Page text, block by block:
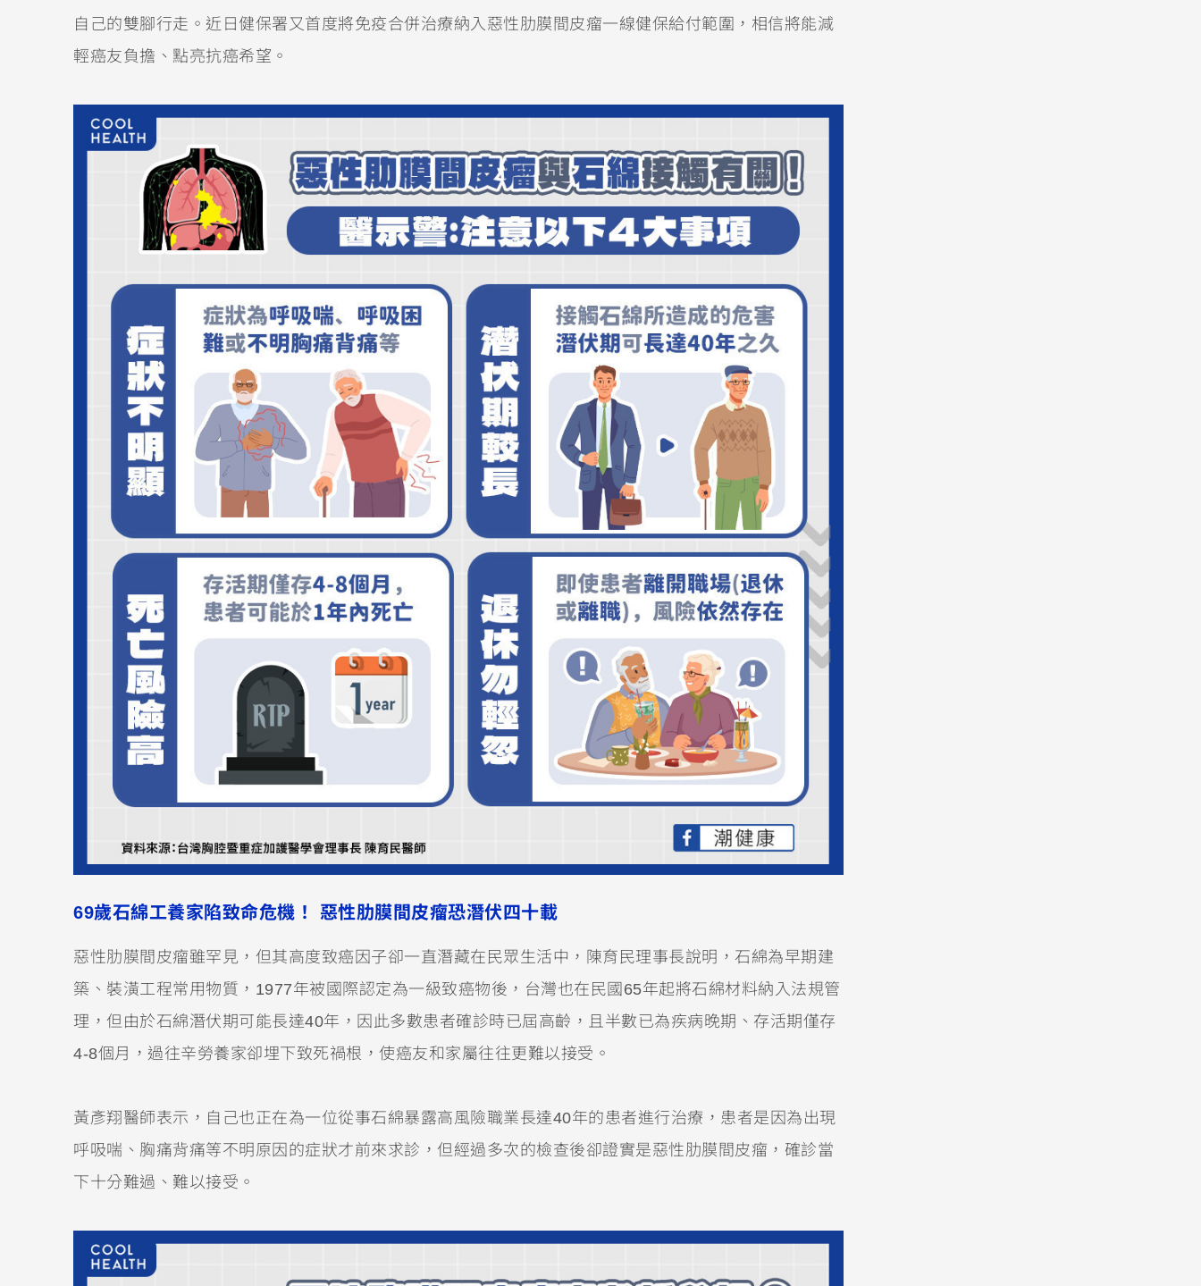
自己的雙腳行走。近日健保署又首度將免疫合併治療納入惡性肋膜間皮瘤一線健保給付範圍，相信將能減
輕癌友負擔、點亮抗癌希望。
69歲石綿工養家陷致命危機！ 惡性肋膜間皮瘤恐潛伏四十載
惡性肋膜間皮瘤雖罕見，但其高度致癌因子卻一直潛藏在民眾生活中，陳育民理事長說明，石綿為早期建
築、裝潢工程常用物質，1977年被國際認定為一級致癌物後，台灣也在民國65年起將石綿材料納入法規管
理，但由於石綿潛伏期可能長達40年，因此多數患者確診時已屆高齡，且半數已為疾病晚期、存活期僅存
4-8個月，過往辛勞養家卻埋下致死禍根，使癌友和家屬往往更難以接受。
黃彥翔醫師表示，自己也正在為一位從事石綿暴露高風險職業長達40年的患者進行治療，患者是因為出現
呼吸喘、胸痛背痛等不明原因的症狀才前來求診，但經過多次的檢查後卻證實是惡性肋膜間皮瘤，確診當
下十分難過、難以接受。